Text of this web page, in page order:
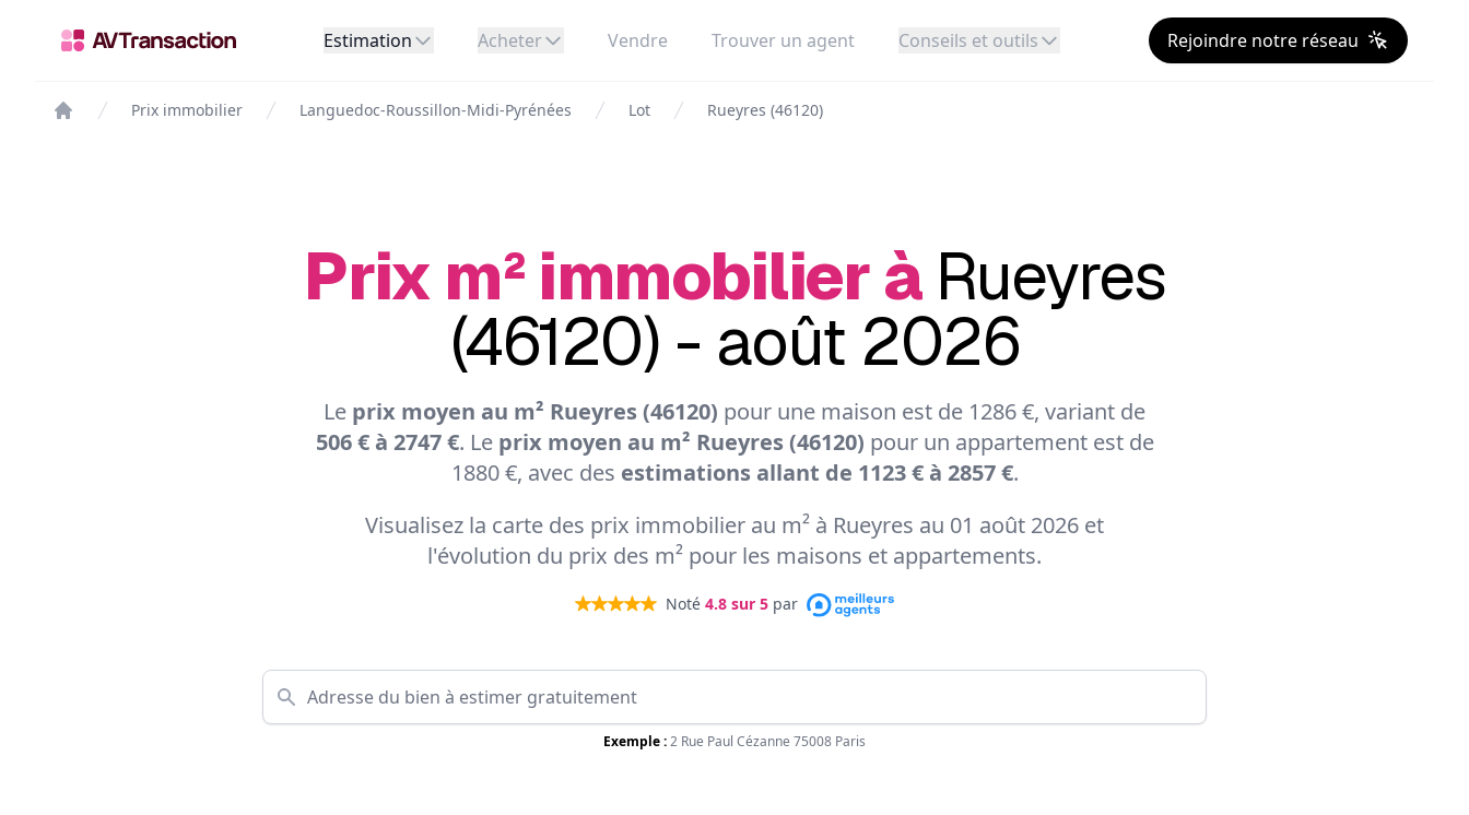
Estimation Acheter Vendre Trouver un agent Conseils et outils Rejoindre notre réseau
Prix immobilier Languedoc-Roussillon-Midi-Pyrénées Lot Rueyres (46120)
Prix m² immobilier à Rueyres
(46120) - août 2026
Le prix moyen au m² Rueyres (46120) pour une maison est de 1286 €, variant de
506 € à 2747 €. Le prix moyen au m² Rueyres (46120) pour un appartement est de
1880 €, avec des estimations allant de 1123 € à 2857 €.
Visualisez la carte des prix immobilier au m² à Rueyres au 01 août 2026 et
l'évolution du prix des m² pour les maisons et appartements.
Noté 4.8 sur 5 par
Exemple :2 Rue Paul Cézanne 75008 Paris